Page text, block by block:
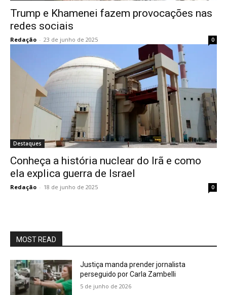
Trump e Khamenei fazem provocações nas
redes sociais
Redação - 23 de junho de 2025 0
Destaques
Conheça a história nuclear do Irã e como
ela explica guerra de Israel
Redação - 18 de junho de 2025 0
MOST READ
Justiça manda prender jornalista
perseguido por Carla Zambelli
5 de junho de 2026